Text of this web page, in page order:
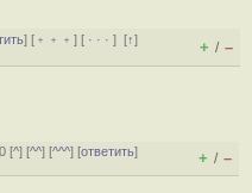
] [ ﹢﹢﹢] [ · · ·][↑]
+ / –
[^] [^^] [^^^] [ответить]
+ / –